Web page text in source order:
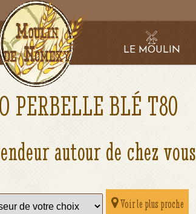
LE MOULIN
PERBELLE BLÉ T80
autour de chez vous
Voir le plus proche